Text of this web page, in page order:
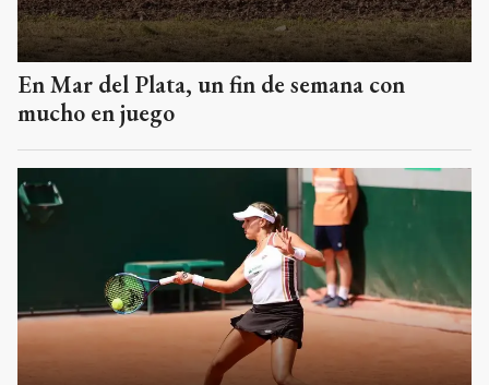
En Mar del Plata, un fin de semana con
mucho en juego